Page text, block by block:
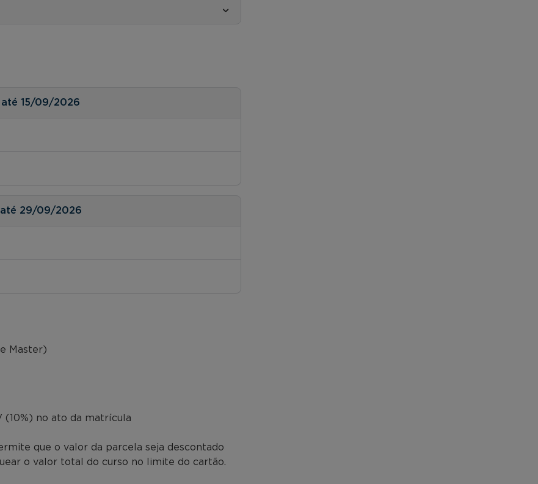
até 15/09/2026
até 29/09/2026
Master)
(10%) no ato da matrícula
que o valor da parcela seja descontado
o valor total do curso no limite do cartão.